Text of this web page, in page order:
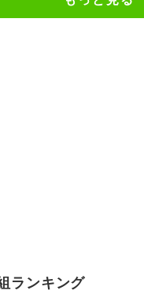
ランキング